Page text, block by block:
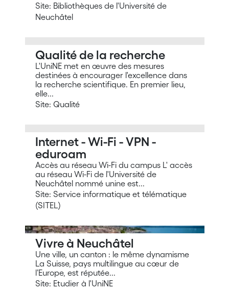
Site: Bibliothèques de l'Université de
Neuchâtel
Qualité de la recherche
L'UniNE met en œuvre des mesures
destinées à encourager l'excellence dans
la recherche scientifique. En premier lieu,
elle...
Site: Qualité
Internet - Wi-Fi - VPN -
eduroam
Accès au réseau Wi-Fi du campus L' accès
au réseau Wi-Fi de l'Université de
Neuchâtel nommé unine est...
Site: Service informatique et télématique
(SITEL)
Vivre à Neuchâtel
Une ville, un canton : le même dynamisme
La Suisse, pays multilingue au cœur de
l’Europe, est réputée...
Site: Etudier à l'UniNE